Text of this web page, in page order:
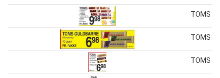
TOMS
TOMS
TOMS